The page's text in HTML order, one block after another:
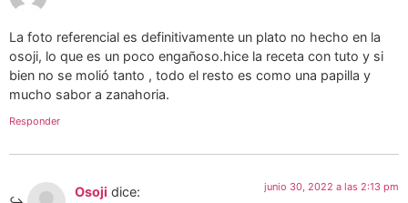
La foto referencial es definitivamente un plato no hecho en la
osoji, lo que es un poco engañoso.hice la receta con tuto y si
bien no se molió tanto , todo el resto es como una papilla y
mucho sabor a zanahoria.
Responder
Osoji dice: junio 30, 2022 a las 2:13 pm